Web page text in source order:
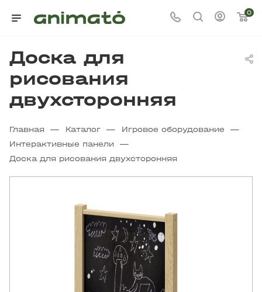
0
Доска для
рисования
двухсторонняя
Главная — Каталог — Игровое оборудование —
Интерактивные панели —
Доска для рисования двухсторонняя